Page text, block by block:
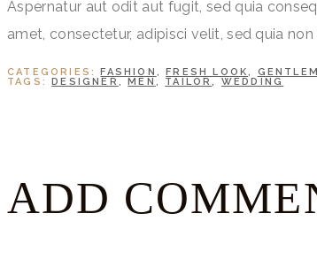
Aspernatur aut odit aut fugit, sed quia
amet, consectetur, adipisci velit, sed quia
CATEGORIES:FASHION ,FRESH LOOK,
TAGS:DESIGNER ,MEN , TAILOR, WEDDING
ADD